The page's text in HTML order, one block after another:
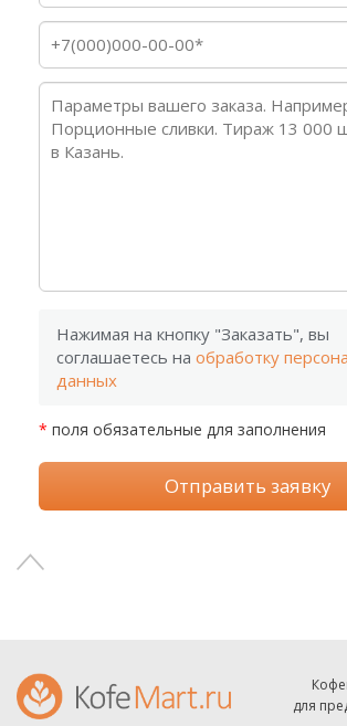
Нажимая на кнопку "Заказать", вы
соглашаетесь на обработку
данных
* поля обязательные для заполнения
Отправить заявку
для